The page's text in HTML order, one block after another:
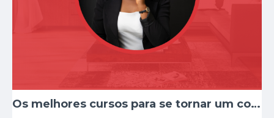
Os melhores cursos para se tornar um corretor de imóveis